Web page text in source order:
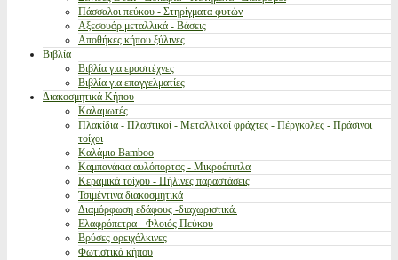
Πάσσαλοι πεύκου - Στηρίγματα φυτών
Αξεσουάρ μεταλλικά - Βάσεις
Αποθήκες κήπου ξύλινες
Βιβλία
Βιβλία για ερασιτέχνες
Βιβλία για επαγγελματίες
Διακοσμητικά Κήπου
Καλαμωτές
Πλακίδια - Πλαστικοί - Μεταλλικοί φράχτες - Πέργκολες - Πράσινοι
τοίχοι
Καλάμια Bamboo
Καμπανάκια αυλόπορτας - Μικροέπιπλα
Κεραμικά τοίχου - Πήλινες παραστάσεις
Τσιμέντινα διακοσμητικά
Διαμόρφωση εδάφους -διαχωριστικά.
Ελαφρόπετρα - Φλοιός Πεύκου
Βρύσες ορειχάλκινες
Φωτιστικά κήπου